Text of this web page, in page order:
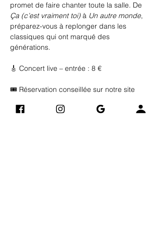
promet de faire chanter toute la salle. De
Ça (c’est vraiment toi) à Un autre monde,
préparez-vous à replonger dans les
classiques qui ont marqué des
générations.
🎸 Concert live – entrée : 8 €
🎟 Réservation conseillée sur notre site
🕘 Début du concert : 21h